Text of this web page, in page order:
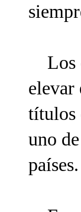
Los
elevar
títulos
uno
países.